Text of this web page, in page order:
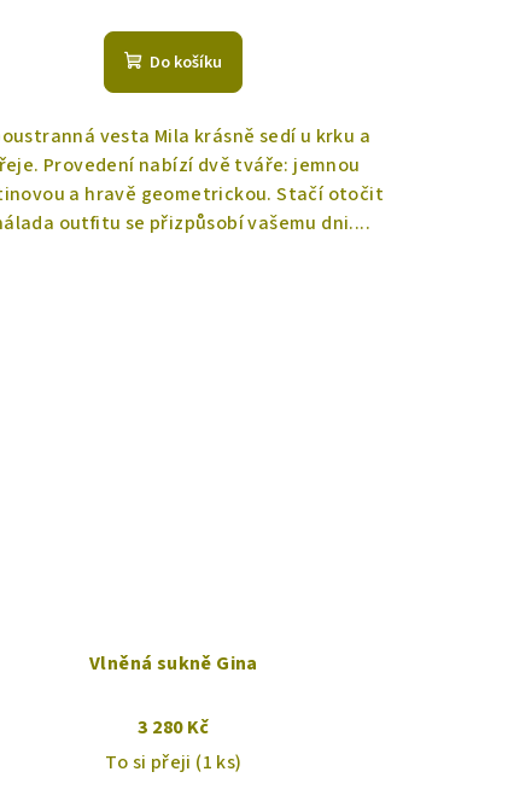
Do košíku
vesta Mila krásně sedí u krku a
Provedení nabízí dvě tváře: jemnou
a hravě geometrickou. Stačí otočit
outfitu se přizpůsobí vašemu dni....
Vlněná sukně Gina
3 280 Kč
To si přeji (1 ks)